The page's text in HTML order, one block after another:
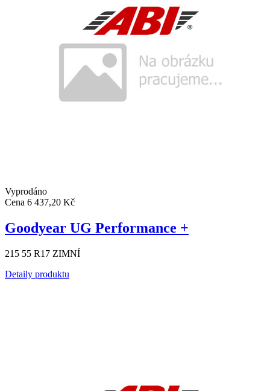
Vyprodáno
Cena 6 437,20 Kč
Goodyear UG Performance +
215 55 R17 ZIMNÍ
Detaily produktu